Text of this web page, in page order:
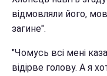
відмовляли його,
загине".
"Чомусь всі мені
відірве голову. А я